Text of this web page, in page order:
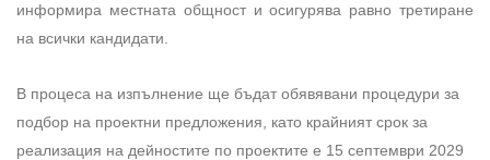
информира местната общност и осигурява равно третиране
на всички кандидати.
В процеса на изпълнение ще бъдат обявявани процедури за
подбор на проектни предложения, като крайният срок за
реализация на дейностите по проектите е 15 септември 2029